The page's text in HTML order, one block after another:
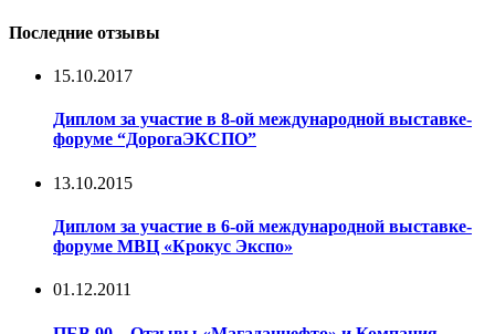
Последние отзывы
15.10.2017
Диплом за участие в 8-ой международной выставке-
форуме “ДорогаЭКСПО”
13.10.2015
Диплом за участие в 6-ой международной выставке-
форуме МВЦ «Крокус Экспо»
01.12.2011